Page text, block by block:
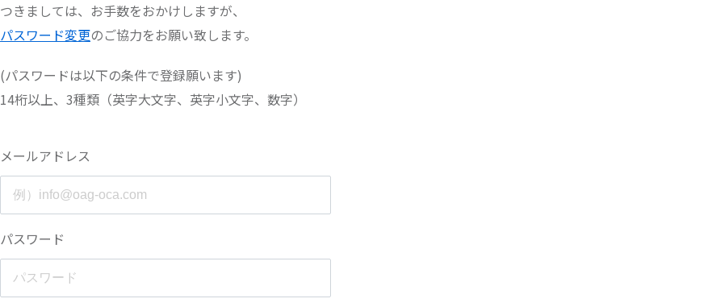
つきましては、お手数をおかけしますが、
パスワード変更のご協力をお願い致します。
(パスワードは以下の条件で登録願います)
14桁以上、3種類（英字大文字、英字小文字、数字）
メールアドレス
パスワード